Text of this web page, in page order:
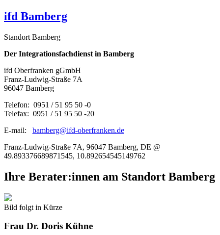
ifd Bamberg
Standort Bamberg
Der Integrationsfachdienst in Bamberg
ifd Oberfranken gGmbH
Franz-Ludwig-Straße 7A
96047 Bamberg
Telefon: 0951 / 51 95 50 -0
Telefax: 0951 / 51 95 50 -20
E-mail: bamberg@ifd-oberfranken.de
Franz-Ludwig-Straße 7A, 96047 Bamberg, DE @
49.893376689871545, 10.892654545149762
Ihre Berater:innen am Standort Bamberg
Bild folgt in Kürze
Frau Dr. Doris Kühne